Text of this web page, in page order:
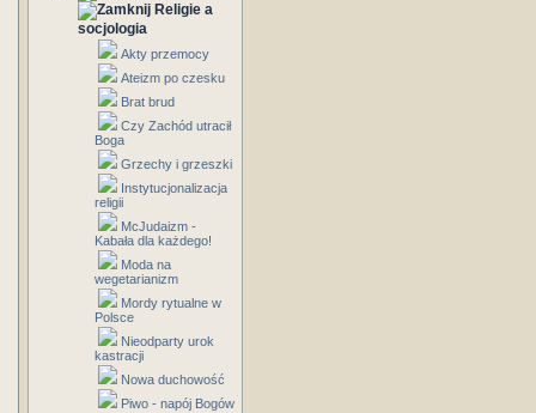
Religie a
socjologia
Akty przemocy
Ateizm po czesku
Brat brud
Czy Zachód utracił
Boga
Grzechy i grzeszki
Instytucjonalizacja
religii
McJudaizm -
Kabała dla każdego!
Moda na
wegetarianizm
Mordy rytualne w
Polsce
Nieodparty urok
kastracji
Nowa duchowość
Piwo - napój Bogów